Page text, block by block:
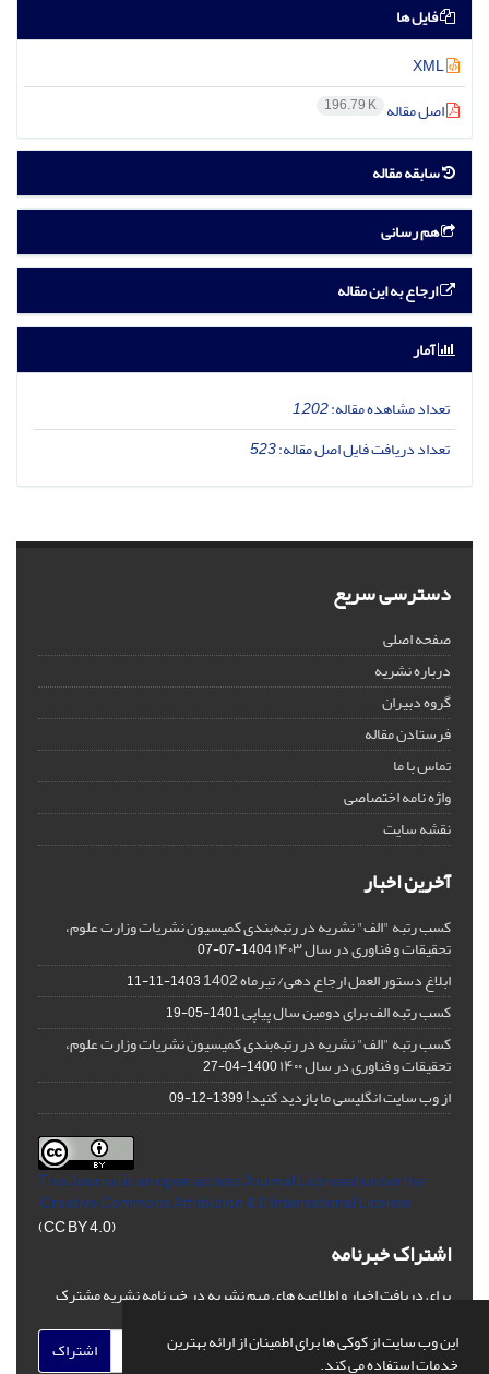
این وب سایت از کوکی ها برای اطمینان از ارائه بهترین
خدمات استفاده می کند.
فایل ها
اصل مقاله 196.79 K
سابقه مقاله
هم رسانی
ارجاع به این مقاله
آمار
تعداد مشاهده مقاله:1,202
تعداد دریافت فایل اصل مقاله:523
دسترسی سریع
صفحه اصلی
درباره نشریه
گروه دبیران
فرستادن مقاله
تماس با ما
واژه نامه اختصاصی
نقشه سایت
آخرین اخبار
کسب رتبه "الف" نشریه در رتبه‌بندی کمیسیون نشریات وزارت علوم،
تحقیقات و فناوری در سال ۱۴۰۳ 1404-07-07
ابلاغ دستور العمل ارجاع دهی/ تیرماه 1402 1403-11-11
کسب رتبه الف برای دومین سال پیاپی1401-05-19
کسب رتبه "الف" نشریه در رتبه‌بندی کمیسیون نشریات وزارت علوم،
تحقیقات و فناوری در سال ۱۴۰۰ 1400-04-27
از وب سایت انگلیسی ما بازدید کنید!1399-12-09
This Journal is an open access Journal Licensedunder the
Creative Commons Attribution 4.0 International License
(CC BY 4.0)
اشتراک خبرنامه
برای دریافت اخبار و اطلاعیه های مهم نشریه در خبرنامه نشریه مشترک
اشتراک